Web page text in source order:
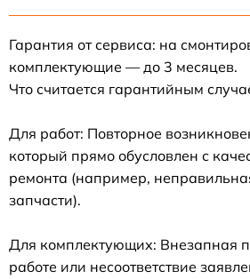
Гарантия от сервиса: на
комплектующие — до 3 месяцев.
Что считается гарантийным
Для работ: Повторное
который прямо обусловлен с
ремонта (например,
запчасти).
Для комплектующих: Внезапная
работе или несоответствие